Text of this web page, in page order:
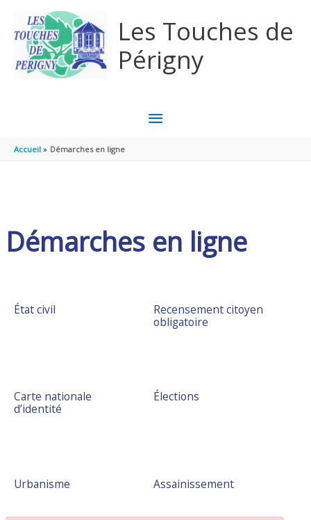
Les Touches de
Périgny
MENU
Accueil Démarches en ligne
Démarches en ligne
État civil
Recensement citoyen
obligatoire
Carte nationale
d’identité
Élections
Urbanisme Assainissement